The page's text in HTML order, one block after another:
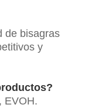
de bisagras
y
EVOH.